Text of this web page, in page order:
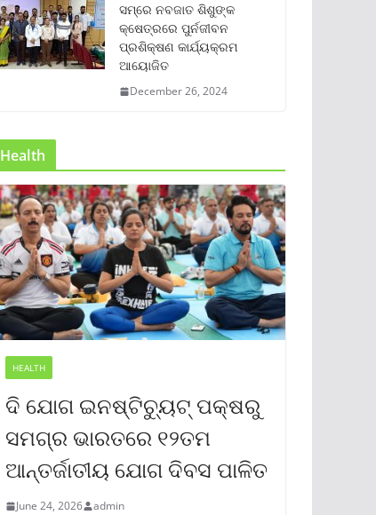
ସମ୍‌ରେ ନବଜାତ ଶିଶୁଙ୍କ
କ୍ଷେତ୍ରରେ ପୁର୍ନଜୀବନ
ପ୍ରଶିକ୍ଷଣ କାର୍ଯ୍ୟକ୍ରମ
ଆୟୋଜିତ
December 26, 2024
Health
HEALTH
ଦି ଯୋଗ ଇନଷ୍ଟିଚ୍ୟୁଟ୍ ପକ୍ଷରୁ
ସମଗ୍ର ଭାରତରେ ୧୨ତମ
ଆନ୍ତର୍ଜାତୀୟ ଯୋଗ ଦିବସ ପାଳିତ
June 24, 2026 admin